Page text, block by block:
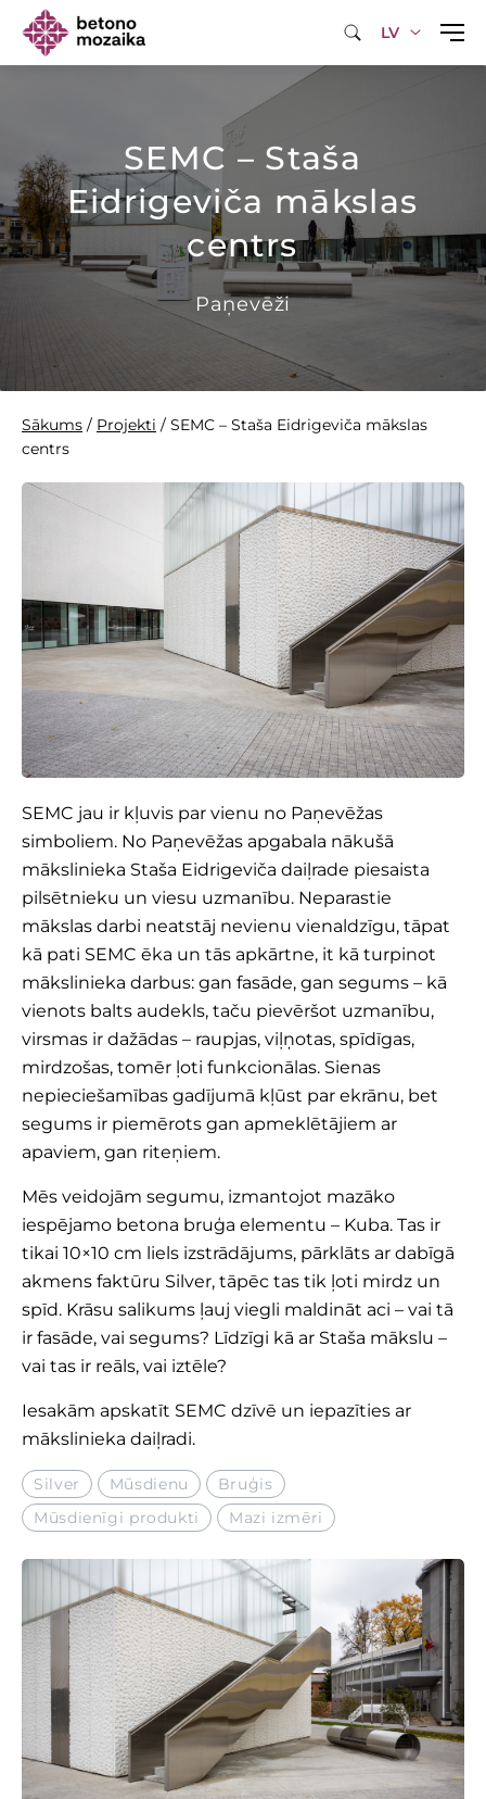
LV
SEMC – Staša
Eidrigeviča mākslas
centrs
Paņevēži
Sākums / Projekti / SEMC – Staša Eidrigeviča mākslas
centrs
SEMC jau ir kļuvis par vienu no Paņevēžas
simboliem. No Paņevēžas apgabala nākušā
mākslinieka Staša Eidrigeviča daiļrade piesaista
pilsētnieku un viesu uzmanību. Neparastie
mākslas darbi neatstāj nevienu vienaldzīgu, tāpat
kā pati SEMC ēka un tās apkārtne, it kā turpinot
mākslinieka darbus: gan fasāde, gan segums – kā
vienots balts audekls, taču pievēršot uzmanību,
virsmas ir dažādas – raupjas, viļņotas, spīdīgas,
mirdzošas, tomēr ļoti funkcionālas. Sienas
nepieciešamības gadījumā kļūst par ekrānu, bet
segums ir piemērots gan apmeklētājiem ar
apaviem, gan riteņiem.
Mēs veidojām segumu, izmantojot mazāko
iespējamo betona bruģa elementu – Kuba. Tas ir
tikai 10×10 cm liels izstrādājums, pārklāts ar dabīgā
akmens faktūru Silver, tāpēc tas tik ļoti mirdz un
spīd. Krāsu salikums ļauj viegli maldināt aci – vai tā
ir fasāde, vai segums? Līdzīgi kā ar Staša mākslu –
vai tas ir reāls, vai iztēle?
Iesakām apskatīt SEMC dzīvē un iepazīties ar
mākslinieka daiļradi.
Silver Mūsdienu
Bruģis
Mūsdienīgi produkti
Mazi izmēri